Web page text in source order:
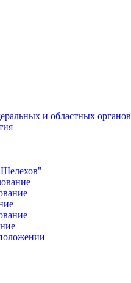
и областных органов
Шелехов"